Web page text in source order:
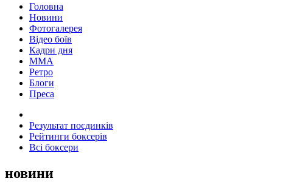
Головна
Новини
Фотогалерея
Відео боїв
Кадри дня
ММА
Ретро
Блоги
Преса
Результат поєдинків
Рейтинги боксерів
Всі боксери
новини